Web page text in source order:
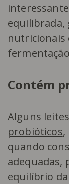
equilibrada,
nutricionais
Contém
Alguns
probióticos,
quando
equilíbrio